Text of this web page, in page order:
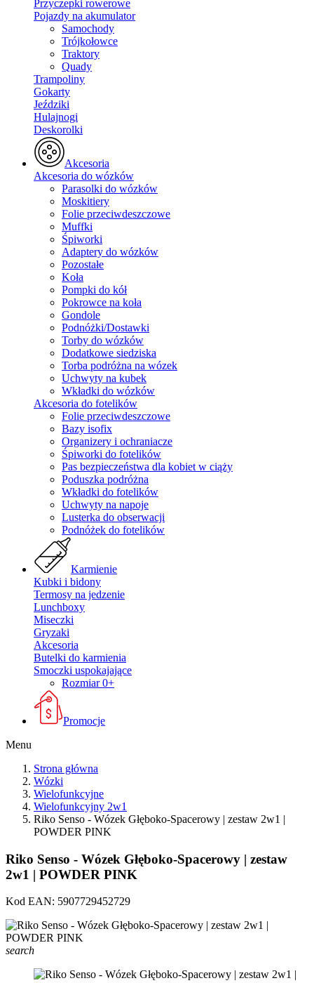
Przyczepki rowerowe
Pojazdy na akumulator
Samochody
Trójkołowce
Traktory
Quady
Trampoliny
Gokarty
Jeździki
Hulajnogi
Deskorolki
Akcesoria
Akcesoria do wózków
Parasolki do wózków
Moskitiery
Folie przeciwdeszczowe
Muffki
Śpiworki
Adaptery do wózków
Pozostałe
Koła
Pompki do kół
Pokrowce na koła
Gondole
Podnóżki/Dostawki
Torby do wózków
Dodatkowe siedziska
Torba podróżna na wózek
Uchwyty na kubek
Wkładki do wózków
Akcesoria do fotelików
Folie przeciwdeszczowe
Bazy isofix
Organizery i ochraniacze
Śpiworki do fotelików
Pas bezpieczeństwa dla kobiet w ciąży
Poduszka podróżna
Wkładki do fotelików
Uchwyty na napoje
Lusterka do obserwacji
Podnóżek do fotelików
Karmienie
Kubki i bidony
Termosy na jedzenie
Lunchboxy
Miseczki
Gryzaki
Akcesoria
Butelki do karmienia
Smoczki uspokajające
Rozmiar 0+
Promocje
Menu
Strona główna
Wózki
Wielofunkcyjne
Wielofunkcyjny 2w1
Riko Senso - Wózek Głęboko-Spacerowy | zestaw 2w1 |
POWDER PINK
Riko Senso - Wózek Głęboko-Spacerowy | zestaw
2w1 | POWDER PINK
Kod EAN: 5907729452729
search